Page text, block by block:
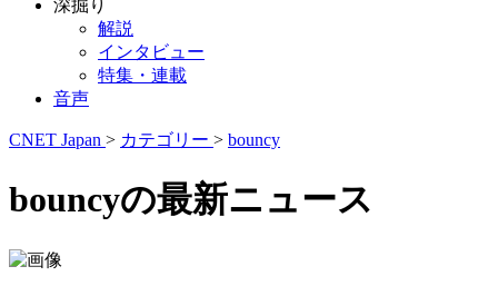
深掘り
解説
インタビュー
特集・連載
音声
CNET Japan > カテゴリー > bouncy
bouncyの最新ニュース